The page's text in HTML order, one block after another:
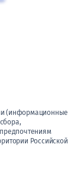
(информационные
Российской